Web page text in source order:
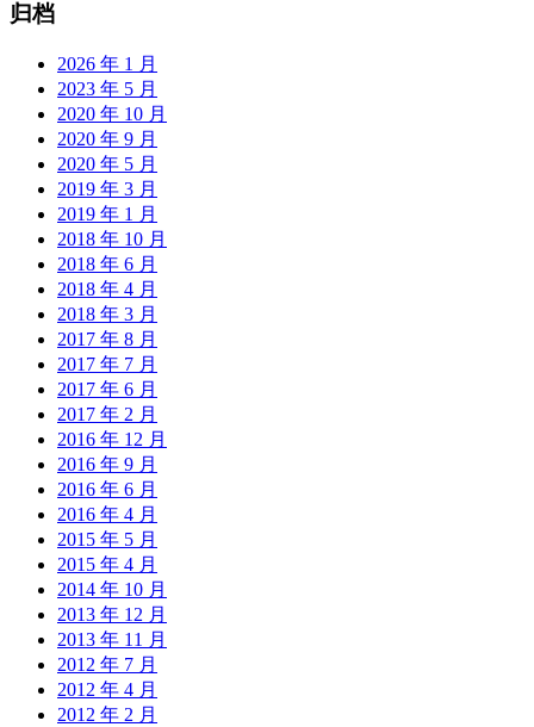
归档
2026 年 1 月
2023 年 5 月
2020 年 10 月
2020 年 9 月
2020 年 5 月
2019 年 3 月
2019 年 1 月
2018 年 10 月
2018 年 6 月
2018 年 4 月
2018 年 3 月
2017 年 8 月
2017 年 7 月
2017 年 6 月
2017 年 2 月
2016 年 12 月
2016 年 9 月
2016 年 6 月
2016 年 4 月
2015 年 5 月
2015 年 4 月
2014 年 10 月
2013 年 12 月
2013 年 11 月
2012 年 7 月
2012 年 4 月
2012 年 2 月